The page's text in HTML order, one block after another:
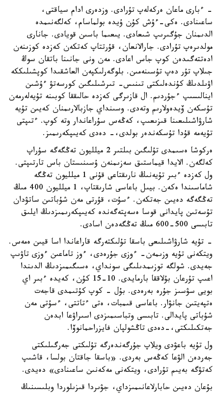
- ءبارى ماعان ەركەلەپ تۇرادى. وزدەرى ادام سياقتى،
ساعىنادى. ەكى-ءۇش كۇن ۇيدە بولماسام، كەلگەنىمدە
الدىمنان جۇگىرىپ شىعادى. يىعىما باسىن قويادى. جانارى
مولدىرەپ تۇرادى. جارالانعان، قۇرتتاپ كەتكەن كەزدە كوزىنەن
ادەتتەگىدەن كوپ جاس اعادى. مەن ونى جانىنا باتقان سوڭ
جىلاپ تۇر دەپ تۇسىنەمىن. بلوگەرلىكپەن العاشقىدا كوپشىلىككە
اۋىلدىڭ كۇندەلىكتى تىنىس- تىرشىلىگىن كورسەتۋ ءۇشىن
اينالىسىپ ءجۇردىم. ال قازىرگى كەزدە حالىققا كوبىنە تۇيەلەرمەن
تۇسكەن ۆيدەولارىم وتەدى. وسىنداي جازبالارىمنان كەيىن تۇيە
شارۋاشىلىعىنا قىزىعىپ، كەڭەس سۇراعاندار وتە كوپ. ءتىپتى
تۇيەمە قۇدا تۇسكەندەر بولدى،- دەدى كەيىپكەرىمىز.
ەركوشا ەسىمدى تۇلىگىن بىلتىر 2 ميلليون تەڭگەگە سۇراپ
كەلگەن. الايدا قيماستىق سەزىمنەن ۇسىنىستان باس تارتىپتى.
ول كەزدە ءبىر تۇيەنىڭ نارىقتاعى قۇنى 1 ميلليون تەڭگە
شاماسىندا ەكەن. بيىل باعاسى شارىقتاپ، 1 ميلليون 400 مىڭ
تەڭگەگە دەيىن جەتكەن. ءسۇت، قۇرتى مەن شۇباتىن ساتۋدان
تۇسەتىن پايدانى قوسا ەسەپتەگەندە كەيىپكەرىمىزدىڭ ايلىق
تابىسى 500-600 مىڭ تەڭگەدەن اسادى.
- تۇيە شارۋاشىلىعى باسقا تۇلىكتەرگە قاراعاندا اسا قيىن ەمەس.
ويتكەنى تۇيە وزىمەن- ءوزى جۇرەدى، ءوز تاماعىن ءوزى تاۋىپ
جەيدى. شولگە توزىمدىلىگى سونداي، ەسىگىمىزدىڭ الدىندا
اعىپ تۇرعان بۇلاققا بارمايدى. 10-15 كۇن، كەيدە ءبىر اي
بويى سۋسىز جۇرە بەرەدى. بۇل - كوپ كۇتىمدى قاجەت
ەتپەيتىن جانۋار. باعاسى قىمبات، ەتى ءتاتتى، ءسۇتى مەن
شۇباتى پايدالى. تابىسى وتباسىمىزدى اسىراۋعا ابدەن
جەتكىلىكتى،-دەدى تاڭشولپان فايزراحمانوۆا.
ول تۇيە باعۋدى ويلاپ جۇرگەندەرگە تۇلىكتى جەرگىلىكتى
جەردەن الۋعا كەڭەس بەردى. «باسقا جاقتان بولسا، قاشىپ
كەتۋگە بەيىم تۇرادى، ويتكەنى مەكەنىن ساعىنادى» دەيدى.
بۇعان دەيىن حابارلاعانىمىزداي، جۋىردا قىزىلوردا وبلىسىنىڭ